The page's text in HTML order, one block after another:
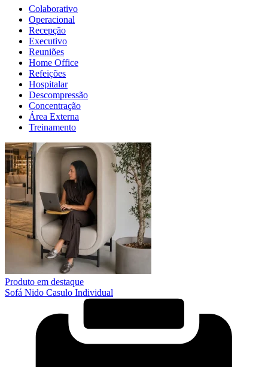
Colaborativo
Operacional
Recepção
Executivo
Reuniões
Home Office
Refeições
Hospitalar
Descompressão
Concentração
Área Externa
Treinamento
Produto em destaque
Sofá Nido Casulo Individual